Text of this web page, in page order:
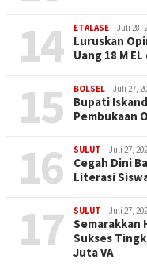
14 ETALASE Juli 28,
Luruskan
Uang 18 M
15 BOLSEL Juli 27,
Bupati
Pembukaan
16 SULUT Juli 27,
Cegah Dini
Literasi
17 SULUT Juli 27,
Semarakkan
Sukses
Juta VA